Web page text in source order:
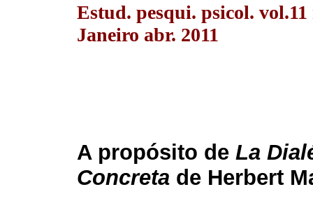
Estud. pesqui. psicol. vol.11
Janeiro abr. 2011
A propósito de La
Concreta de Herbert